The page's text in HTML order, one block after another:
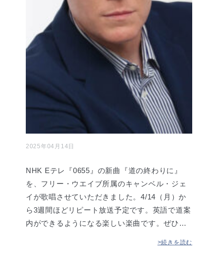
2025年04月14日
NHK Eテレ『0655』の新曲『道の終わりに』
を、フリー・ウエイブ所属のキャンベル・ジェ
イが歌唱させていただきました。4/14（月）か
ら3週間ほどリピート放送予定です。英語で道案
内ができるようになる楽しい楽曲です。ぜひ…
>続きを読む